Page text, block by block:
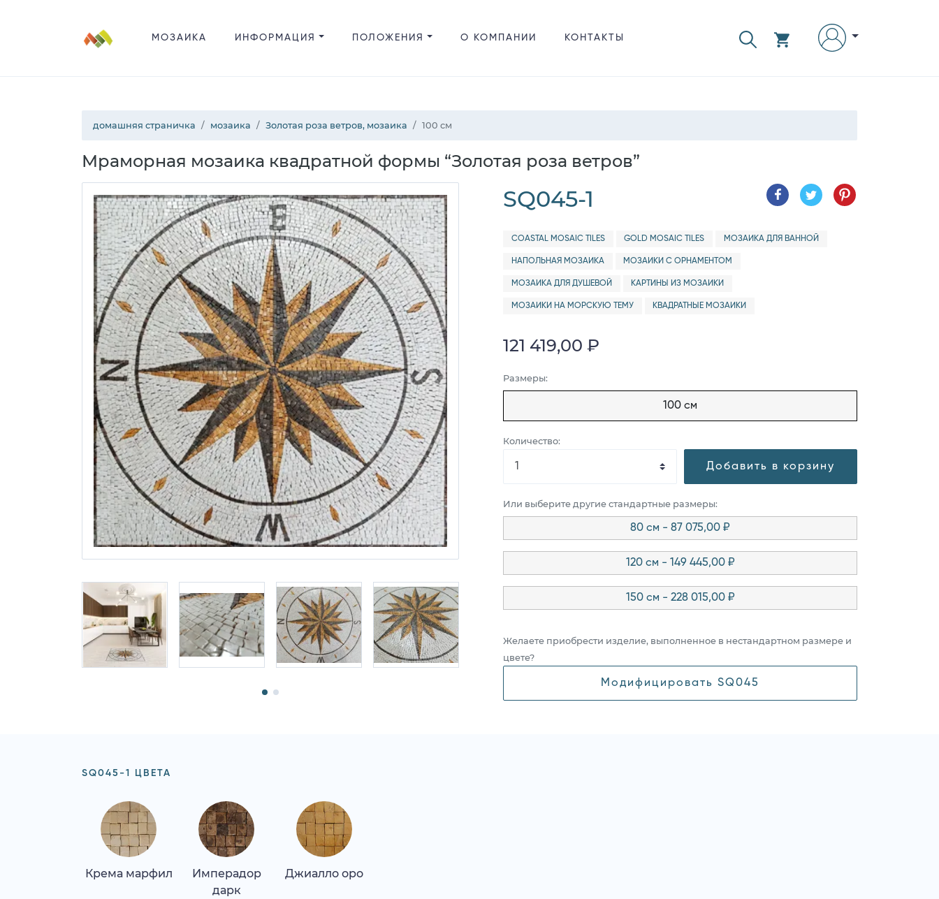
МОЗАИКА ИНФОРМАЦИЯ ПОЛОЖЕНИЯ О КОМПАНИИ КОНТАКТЫ
домашняя страничка мозаика Золотая роза ветров, мозаика 100 см
Мраморная мозаика квадратной формы “Золотая роза ветров”
SQ045-1
COASTAL MOSAIC TILES GOLD MOSAIC TILES МОЗАИКА ДЛЯ ВАННОЙ
НАПОЛЬНАЯ МОЗАИКА МОЗАИКИ С ОРНАМЕНТОМ
МОЗАИКА ДЛЯ ДУШЕВОЙ КАРТИНЫ ИЗ МОЗАИКИ
МОЗАИКИ НА МОРСКУЮ ТЕМУ КВАДРАТНЫЕ МОЗАИКИ
121 419,00 ₽
Размеры:
100 см
Количество:
Добавить в корзину
Или выберите другие стандартные размеры:
80 см - 87 075,00 ₽
120 см - 149 445,00 ₽
150 см - 228 015,00 ₽
Желаете приобрести изделие, выполненное в нестандартном размере и
цвете?
Модифицировать SQ045
SQ045-1 ЦВЕТА
Крема марфил
Имперадор
дарк
Джиалло оро